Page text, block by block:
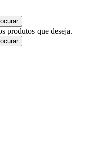
produtos que deseja.